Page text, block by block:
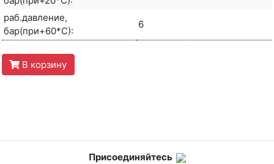
раб.давление,
бар(при+60*С):
6
В корзину
Присоединяйтесь